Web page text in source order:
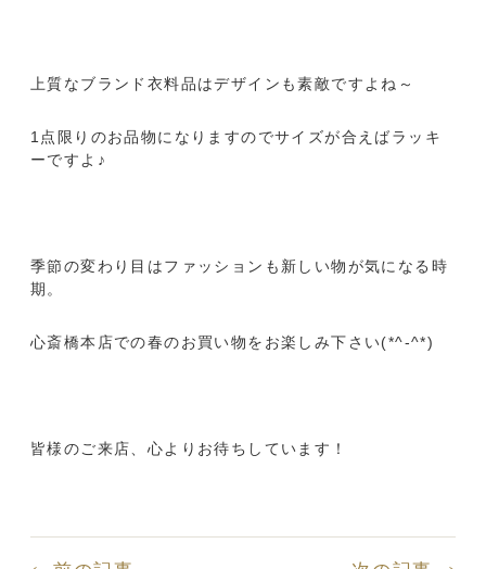
上質なブランド衣料品はデザインも素敵ですよね～
1点限りのお品物になりますのでサイズが合えばラッキ
ーですよ♪
季節の変わり目はファッションも新しい物が気になる時
期。
心斎橋本店での春のお買い物をお楽しみ下さい(*^-^*)
皆様のご来店、心よりお待ちしています！